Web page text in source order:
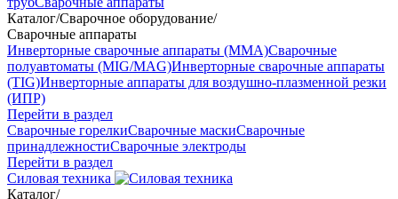
Каталог/Сварочное оборудование/
Сварочные аппараты
Инверторные сварочные аппараты (ММА)Сварочные
полуавтоматы (MIG/MAG)Инверторные сварочные аппараты
(TIG)Инверторные аппараты для воздушно-плазменной резки
(ИПР)
Перейти в раздел
Сварочные горелкиСварочные маскиСварочные
принадлежностиСварочные электроды
Перейти в раздел
Силовая техника
Каталог/